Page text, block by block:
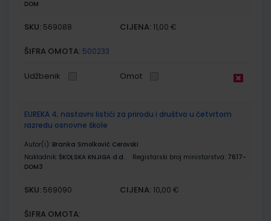
DOM
SKU: 569088 CIJENA: 11,00 €
ŠIFRA OMOTA: 500233
Udžbenik Omot
EUREKA 4; nastavni listići za prirodu i društvo u četvrtom
razredu osnovne škole
Autor(i): Branka Smolković Cerovski
Nakladnik: ŠKOLSKA KNJIGA d.d. Registarski broj ministarstva: 7617-
DOM3
SKU: 569090 CIJENA: 10,00 €
ŠIFRA OMOTA: